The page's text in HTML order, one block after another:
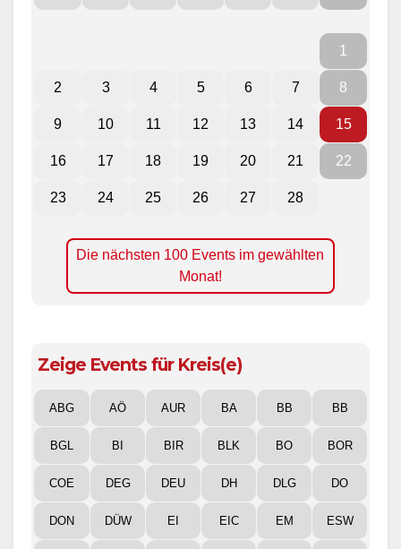
1
2 3 4 5 6 7 8
9 10 11 12 13 14 15
16 17 18 19 20 21 22
23 24 25 26 27 28
Die nächsten 100 Events im gewählten
Monat!
Zeige Events für Kreis(e)
ABG AÖ AUR BA BB BB
BGL BI BIR BLK BO BOR
COE DEG DEU DH DLG DO
DON DÜW EI EIC EM ESW